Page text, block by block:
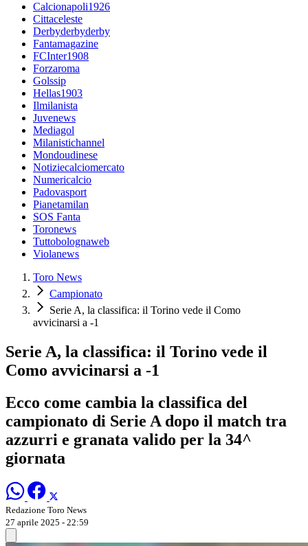
Calcionapoli1926
Cittaceleste
Derbyderbyderby
Fantamagazine
FCInter1908
Forzaroma
Golssip
Hellas1903
Ilmilanista
Juvenews
Mediagol
Milanistichannel
Mondoudinese
Notiziecalciomercato
Numericalcio
Padovasport
Pianetamilan
SOS Fanta
Toronews
Tuttobolognaweb
Violanews
Toro News
Campionato
Serie A, la classifica: il Torino vede il Como
avvicinarsi a -1
Serie A, la classifica: il Torino vede il
Como avvicinarsi a -1
Ecco come cambia la classifica del
campionato di Serie A dopo il match tra
azzurri e granata valido per la 34^
giornata
Redazione Toro News
27 aprile 2025 - 22:59